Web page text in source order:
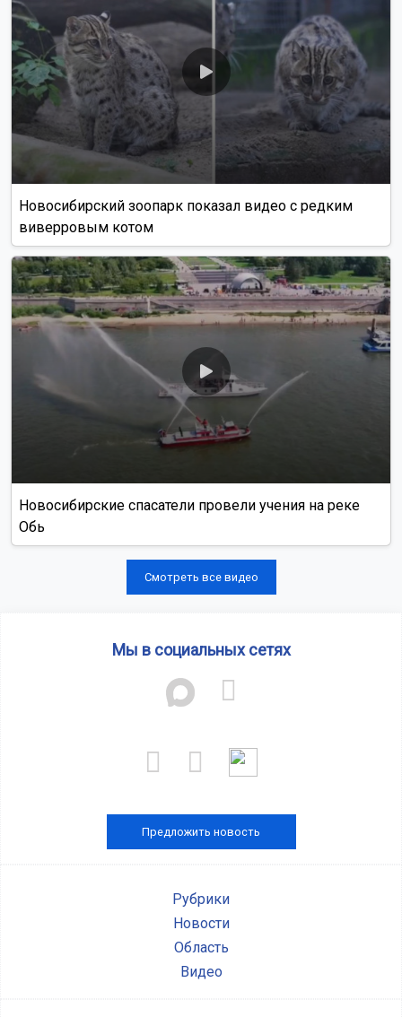
Новосибирский зоопарк показал видео с редким
виверровым котом
Новосибирские спасатели провели учения на реке
Обь
Смотреть все видео
Мы в социальных сетях
Предложить новость
Рубрики
Новости
Область
Видео